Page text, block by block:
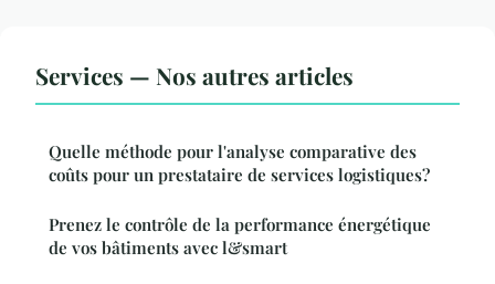
Services — Nos autres articles
Quelle méthode pour l'analyse comparative des
coûts pour un prestataire de services logistiques?
Prenez le contrôle de la performance énergétique
de vos bâtiments avec l&smart